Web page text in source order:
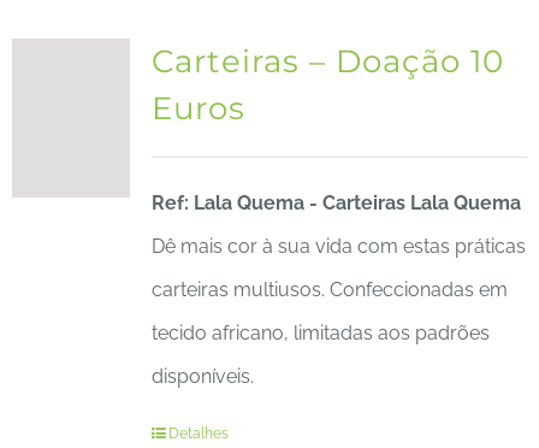
Carteiras – Doação 10
Euros
Ref: Lala Quema - Carteiras Lala Quema
Dê mais cor à sua vida com estas práticas
carteiras multiusos. Confeccionadas em
tecido africano, limitadas aos padrões
disponíveis.
Detalhes